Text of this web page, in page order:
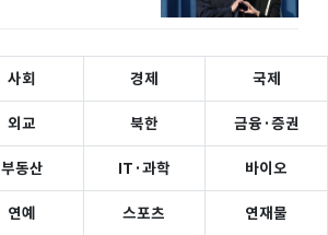
사회 경제 국제
외교 북한 금융·증권
부동산 IT·과학 바이오
연예 스포츠 연재물